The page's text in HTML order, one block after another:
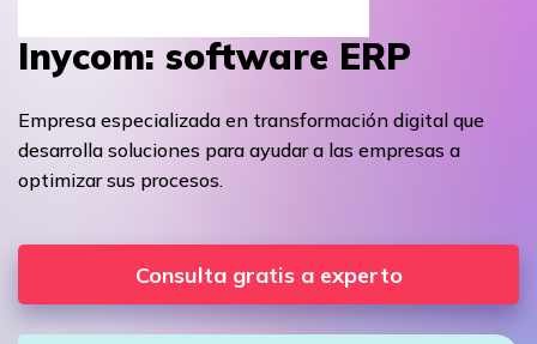
Inycom: software ERP
Empresa especializada en transformación digital que
desarrolla soluciones para ayudar a las empresas a
optimizar sus procesos.
Consulta gratis a experto